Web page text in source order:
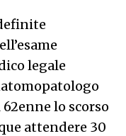
legale
lo scorso
attendere 30